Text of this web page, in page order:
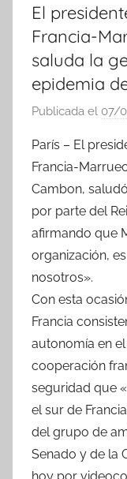
El
Francia-
saluda la
epidemia
Publicada el 07/
París – El
Francia-
Cambon,
por parte del
afirmando que
organización,
nosotros».
Con esta
Francia
autonomía en
cooperación
seguridad que
el sur de
del grupo de
Senado y de la